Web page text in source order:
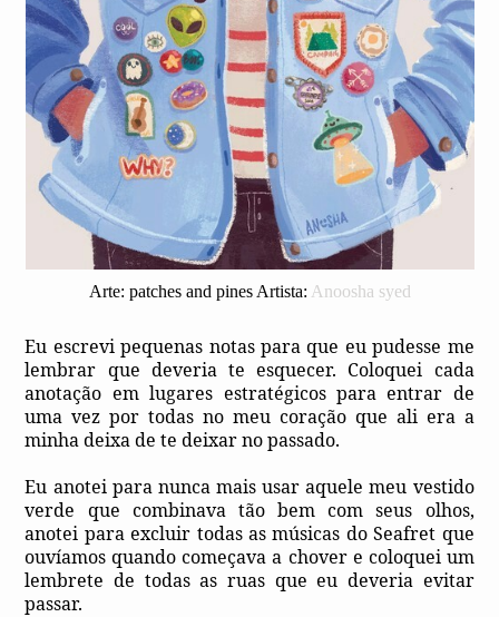
Arte: patches and pines Artista: Anoosha syed
Eu escrevi pequenas notas para que eu pudesse me
lembrar que deveria te esquecer. Coloquei cada
anotação em lugares estratégicos para entrar de
uma vez por todas no meu coração que ali era a
minha deixa de te deixar no passado.
Eu anotei para nunca mais usar aquele meu vestido
verde que combinava tão bem com seus olhos,
anotei para excluir todas as músicas do Seafret que
ouvíamos quando começava a chover e coloquei um
lembrete de todas as ruas que eu deveria evitar
passar.